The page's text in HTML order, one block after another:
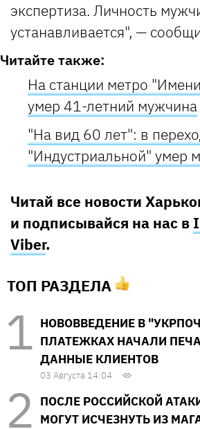
экспертиза. Личность
устанавливается", —
Читайте также:
На станции метро
умер 41-летний мужчина
"На вид 60 лет": в
"Индустриальной" умер
Читай все новости
и подписывайся на нас в
Viber.
ТОП РАЗДЕЛА
НОВОВВЕДЕНИЕ В
ПЛАТЕЖКАХ НАЧАЛИ
ДАННЫЕ КЛИЕНТОВ
03 Августа 14:04
ПОСЛЕ РОССИЙСКОЙ
МОГУТ ИСЧЕЗНУТЬ ИЗ